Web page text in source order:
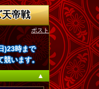
帝戦
ポスト
)23時まで
競います。
▲